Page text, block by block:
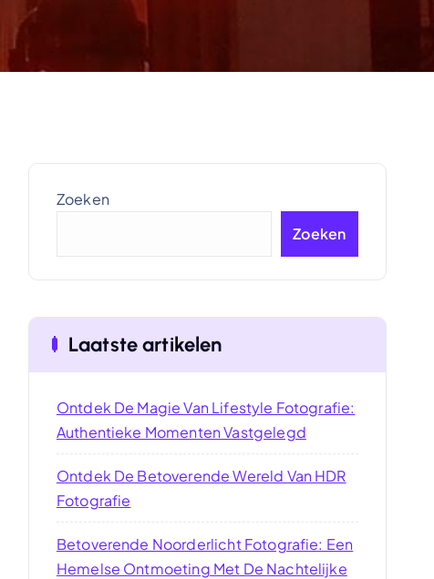
Zoeken
Zoeken
Laatste artikelen
Ontdek De Magie Van Lifestyle Fotografie:
Authentieke Momenten Vastgelegd
Ontdek De Betoverende Wereld Van HDR
Fotografie
Betoverende Noorderlicht Fotografie: Een
Hemelse Ontmoeting Met De Nachtelijke